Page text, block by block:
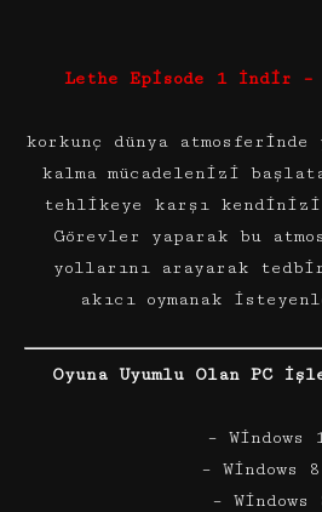
Lethe Episode 1 İndir –
korkunç dünya
kalma mücadelenizi
tehlikeye karşı kendinizi
Görevler yaparak bu
yollarını arayarak
akıcı oymanak
Oyuna Uyumlu Olan PC
– Windows
– Windows
– Windows